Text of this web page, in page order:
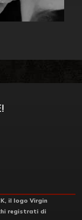
il logo Virgin
registrati di